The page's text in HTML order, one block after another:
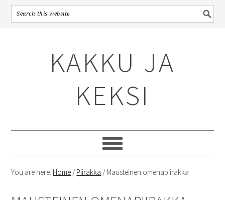
KAKKU JA
KEKSI
You are here: Home /Piirakka /Mausteinen omenapiirakka